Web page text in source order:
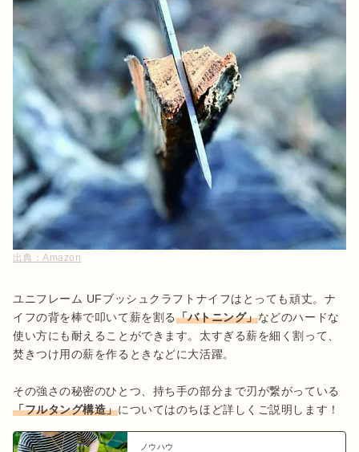
出典：Amazon
ユニフレーム UFブッシュクラフトナイフはとっても頑丈。ナ
イフの背を棒で叩いて薪を割る「バトニング」などのハードな
使い方にも耐えることができます。太すぎる薪を細く割って、
焚きつけ用の薪を作るときなどに大活躍。
その強さの秘密のひとつ、持ち手の部分まで刃が繋がっている
「フルタング構造」についてはのちほど詳しくご説明します！
ノウハウ